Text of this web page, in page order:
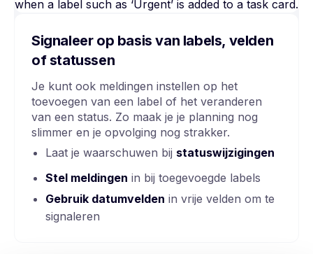
Signaleer op basis van labels, velden
of statussen
Je kunt ook meldingen instellen op het
toevoegen van een label of het veranderen
van een status. Zo maak je je planning nog
slimmer en je opvolging nog strakker.
Laat je waarschuwen bij statuswijzigingen
Stel meldingen in bij toegevoegde labels
Gebruik datumvelden in vrije velden om te
signaleren